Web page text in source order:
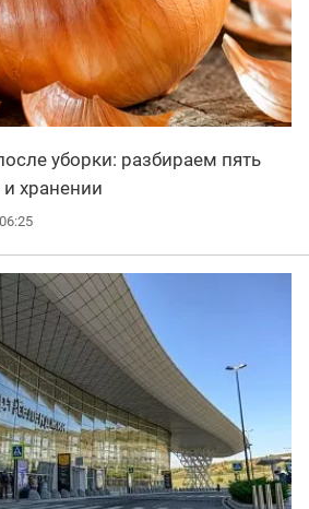
уборки: разбираем пять
хранении